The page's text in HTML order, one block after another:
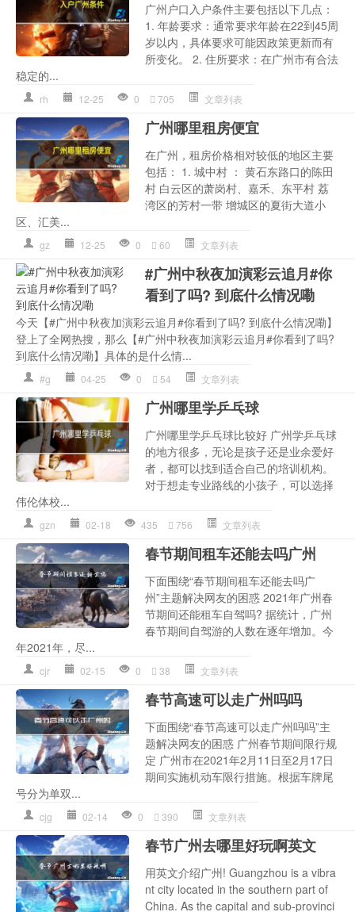
广州户口入户条件主要包括以下几点：
1. 年龄要求：通常要求年龄在22到45周
岁以内，具体要求可能因政策更新而有
所变化。 2. 住所要求：在广州市有合法
稳定的...
rh 12-25 0 705 文章列表
广州哪里租房便宜
在广州，租房价格相对较低的地区主要
包括： 1. 城中村 ： 黄石东路口的陈田
村 白云区的萧岗村、嘉禾、东平村 荔
湾区的芳村一带 增城区的夏街大道小
区、汇美...
gz 12-25 0 60 文章列表
#广州中秋夜加演彩云追月#你
看到了吗? 到底什么情况嘞
今天【#广州中秋夜加演彩云追月#你看到了吗? 到底什么情况嘞】
登上了全网热搜，那么【#广州中秋夜加演彩云追月#你看到了吗?
到底什么情况嘞】具体的是什么情...
#g 04-25 0 54 文章列表
广州哪里学乒乓球
广州哪里学乒乓球比较好 广州学乒乓球
的地方很多，无论是孩子还是业余爱好
者，都可以找到适合自己的培训机构。
对于想走专业路线的小孩子，可以选择
伟伦体校...
gzn 02-18 435 756 文章列表
春节期间租车还能去吗广州
下面围绕“春节期间租车还能去吗广
州”主题解决网友的困惑 2021年广州春
节期间还能租车自驾吗? 据统计，广州
春节期间自驾游的人数在逐年增加。今
年2021年，尽...
cjr 02-15 0 38 文章列表
春节高速可以走广州吗吗
下面围绕“春节高速可以走广州吗吗”主
题解决网友的困惑 广州春节期间限行规
定 广州市在2021年2月11日至2月17日
期间实施机动车限行措施。根据车牌尾
号分为单双...
cjg 02-14 0 390 文章列表
春节广州去哪里好玩啊英文
用英文介绍广州! Guangzhou is a vibra
nt city located in the southern part of
China. As the capital and sub-provinci